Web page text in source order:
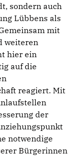
sondern auch
Lübbens als
mit
weiteren
hier ein
auf die
reagiert. Mit
der
notwendige
Bürgerinnen